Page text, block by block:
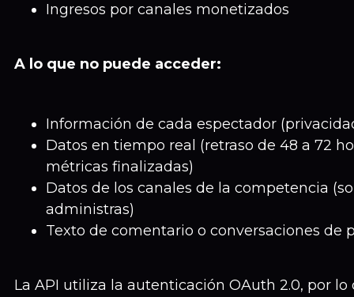
Ingresos por canales monetizados
A lo que no puede acceder:
Información de cada espectador
Datos en tiempo real (retraso de 48 a 72
métricas finalizadas)
Datos de los canales de la competencia
administras)
Texto de comentario o conversaciones de
La API utiliza la autenticación OAuth 2.0, por lo